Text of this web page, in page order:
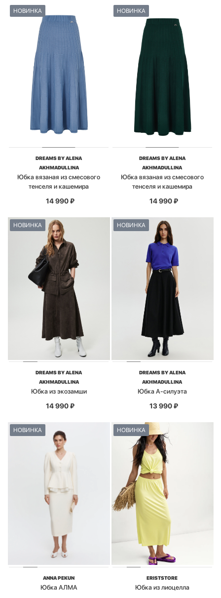
НОВИНКА
DREAMS BY ALENA
AKHMADULLINA
Юбка вязаная из смесового
тенселя и кашемира
14 990₽
НОВИНКА
DREAMS BY ALENA
AKHMADULLINA
Юбка вязаная из смесового
тенселя и кашемира
14 990₽
НОВИНКА
DREAMS BY ALENA
AKHMADULLINA
Юбка из экозамши
14 990₽
НОВИНКА
DREAMS BY ALENA
AKHMADULLINA
Юбка А-силуэта
13 990₽
НОВИНКА
ANNA PEKUN
Юбка АЛМА
НОВИНКА
ERISTSTORE
Юбка из лиоцелла